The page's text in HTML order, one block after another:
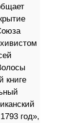
книге
год»,